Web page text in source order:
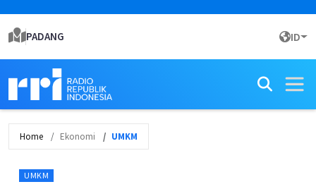
PADANG ID
Home Ekonomi UMKM
UMKM